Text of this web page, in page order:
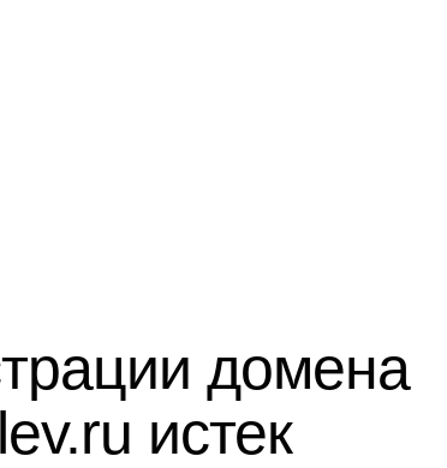
домена
истек